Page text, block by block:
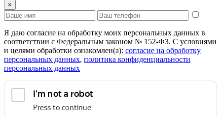
×
Я даю согласие на обработку моих персональных данных в
соответствии с Федеральным законом № 152-ФЗ. С условиями
и целями обработки ознакомлен(а): cогласие на обработку
персональных данных, политика конфиденциальности
персональных данных